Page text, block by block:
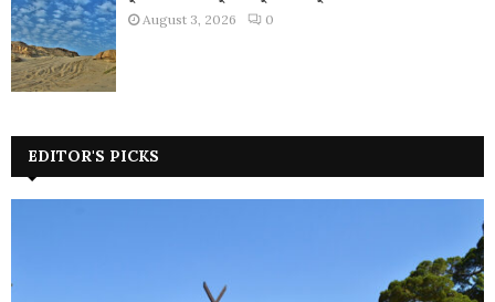
August 3, 2026 0
EDITOR'S PICKS